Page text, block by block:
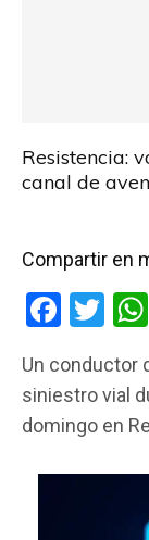
Resistencia:
canal de
Compartir en
F
ce
b
o
o
T
tt
er
Un conductor
siniestro vial
domingo en